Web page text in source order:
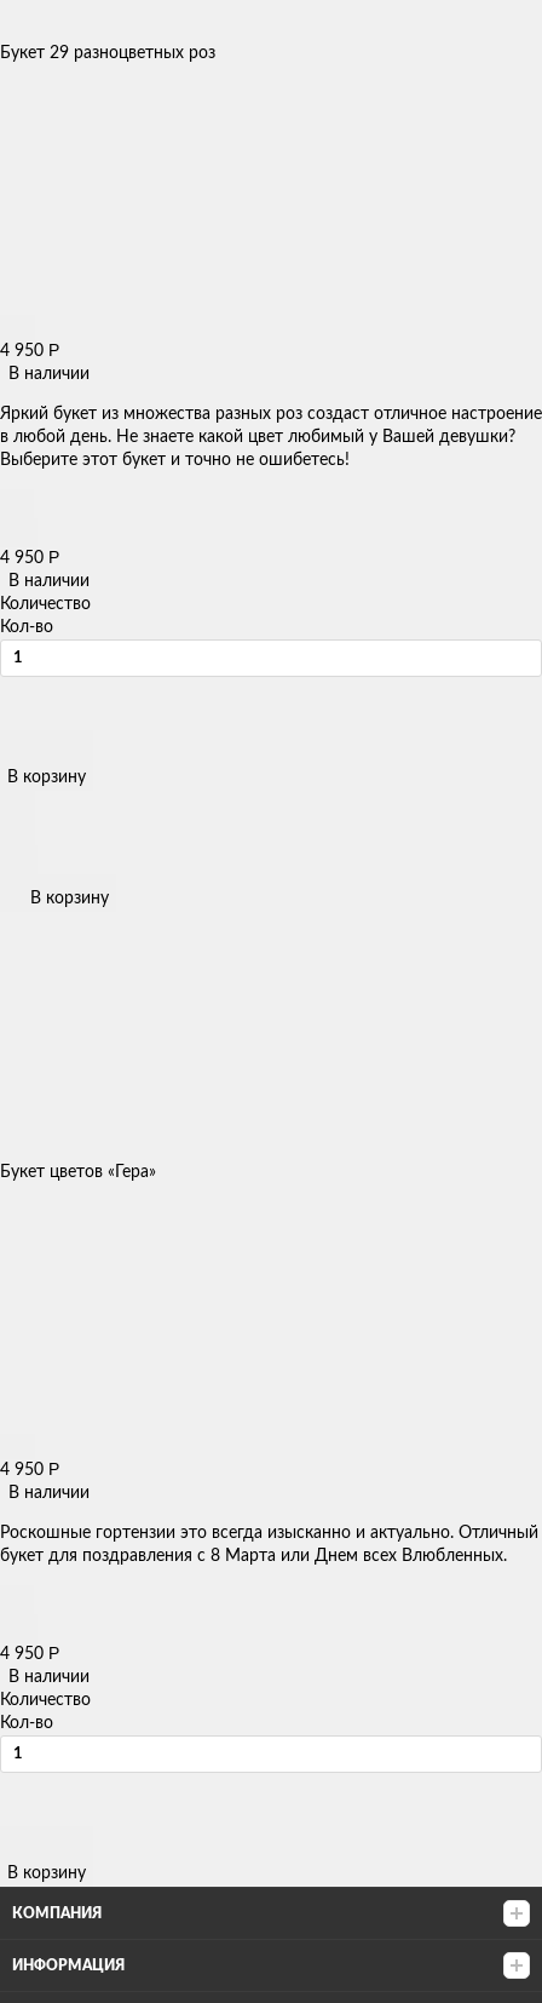
Букет 29 разноцветных роз
4 950 Р
В наличии
Яркий букет из множества разных роз создаст отличное настроение
в любой день. Не знаете какой цвет любимый у Вашей девушки?
Выберите этот букет и точно не ошибетесь!
4 950 Р
В наличии
Количество
Кол-во
В корзину
В корзину
Букет цветов «Гера»
4 950 Р
В наличии
Роскошные гортензии это всегда изысканно и актуально. Отличный
букет для поздравления с 8 Марта или Днем всех Влюбленных.
4 950 Р
В наличии
Количество
Кол-во
В корзину
КОМПАНИЯ
ИНФОРМАЦИЯ